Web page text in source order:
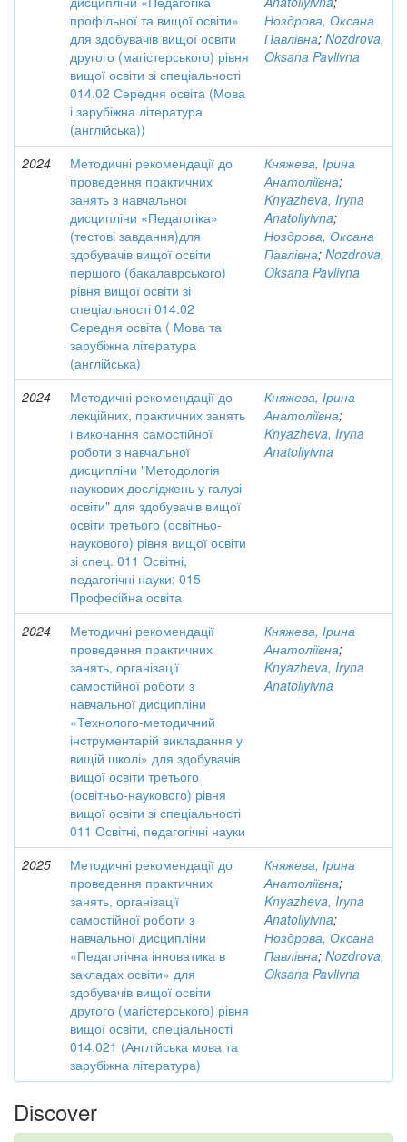
профільної та вищої освіти»
для здобувачів вищої освіти
другого (магістерського) рівня
вищої освіти зі спеціальності
014.02 Середня освіта (Мова
і зарубіжна література
(англійська))
Ноздрова, Оксана
Павлівна; Nozdrova,
Oksana Pavlivna
2024
Методичні рекомендації до
проведення практичних
занять з навчальної
дисципліни «Педагогіка»
(тестові завдання)для
здобувачів вищої освіти
першого (бакалаврського)
рівня вищої освіти зі
спеціальності 014.02
Середня освіта ( Мова та
зарубіжна література
(англійська)
Княжева, Ірина
Анатоліївна;
Knyazheva, Iryna
Anatoliyivna;
Ноздрова, Оксана
Павлівна; Nozdrova,
Oksana Pavlivna
2024
Методичні рекомендації до
лекційних, практичних занять
і виконання самостійної
роботи з навчальної
дисципліни "Методологія
наукових досліджень у галузі
освіти" для здобувачів вищої
освіти третього (освітньо-
наукового) рівня вищої освіти
зі спец. 011 Освітні,
педагогічні науки; 015
Професійна освіта
Княжева, Ірина
Анатоліївна;
Knyazheva, Iryna
Anatoliyivna
2024
Методичні рекомендації
проведення практичних
занять, організації
самостійної роботи з
навчальної дисципліни
«Технолого-методичний
інструментарій викладання у
вищій школі» для здобувачів
вищої освіти третього
(освітньо-наукового) рівня
вищої освіти зі спеціальності
011 Освітні, педагогічні науки
Княжева, Ірина
Анатоліївна;
Knyazheva, Iryna
Anatoliyivna
2025
Методичні рекомендації до
проведення практичних
занять, організації
самостійної роботи з
навчальної дисципліни
«Педагогічна інноватика в
закладах освіти» для
здобувачів вищої освіти
другого (магістерського) рівня
вищої освіти, спеціальності
014.021 (Англійська мова та
зарубіжна література)
Княжева, Ірина
Анатоліївна;
Knyazheva, Iryna
Anatoliyivna;
Ноздрова, Оксана
Павлівна; Nozdrova,
Oksana Pavlivna
Discover